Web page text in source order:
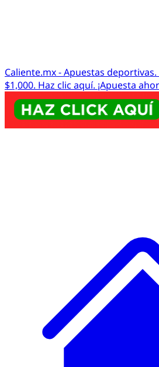
Caliente.mx - Apuestas
$1,000. Haz clic aquí. ¡Apuesta